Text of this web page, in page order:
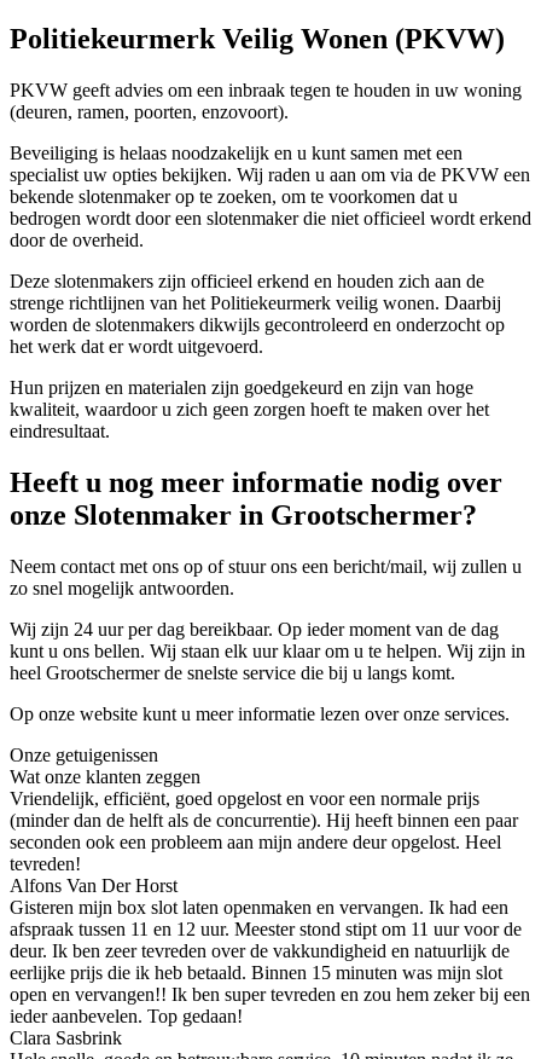
Politiekeurmerk Veilig Wonen (PKVW)
PKVW geeft advies om een inbraak tegen te houden in uw woning
(deuren, ramen, poorten, enzovoort).
Beveiliging is helaas noodzakelijk en u kunt samen met een
specialist uw opties bekijken. Wij raden u aan om via de PKVW een
bekende slotenmaker op te zoeken, om te voorkomen dat u
bedrogen wordt door een slotenmaker die niet officieel wordt erkend
door de overheid.
Deze slotenmakers zijn officieel erkend en houden zich aan de
strenge richtlijnen van het Politiekeurmerk veilig wonen. Daarbij
worden de slotenmakers dikwijls gecontroleerd en onderzocht op
het werk dat er wordt uitgevoerd.
Hun prijzen en materialen zijn goedgekeurd en zijn van hoge
kwaliteit, waardoor u zich geen zorgen hoeft te maken over het
eindresultaat.
Heeft u nog meer informatie nodig over
onze Slotenmaker in Grootschermer?
Neem contact met ons op of stuur ons een bericht/mail, wij zullen u
zo snel mogelijk antwoorden.
Wij zijn 24 uur per dag bereikbaar. Op ieder moment van de dag
kunt u ons bellen. Wij staan elk uur klaar om u te helpen. Wij zijn in
heel Grootschermer de snelste service die bij u langs komt.
Op onze website kunt u meer informatie lezen over onze services.
Onze getuigenissen
Wat onze klanten zeggen
Vriendelijk, efficiënt, goed opgelost en voor een normale prijs
(minder dan de helft als de concurrentie). Hij heeft binnen een paar
seconden ook een probleem aan mijn andere deur opgelost. Heel
tevreden!
Alfons Van Der Horst
Gisteren mijn box slot laten openmaken en vervangen. Ik had een
afspraak tussen 11 en 12 uur. Meester stond stipt om 11 uur voor de
deur. Ik ben zeer tevreden over de vakkundigheid en natuurlijk de
eerlijke prijs die ik heb betaald. Binnen 15 minuten was mijn slot
open en vervangen!! Ik ben super tevreden en zou hem zeker bij een
ieder aanbevelen. Top gedaan!
Clara Sasbrink